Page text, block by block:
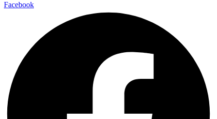
Facebook